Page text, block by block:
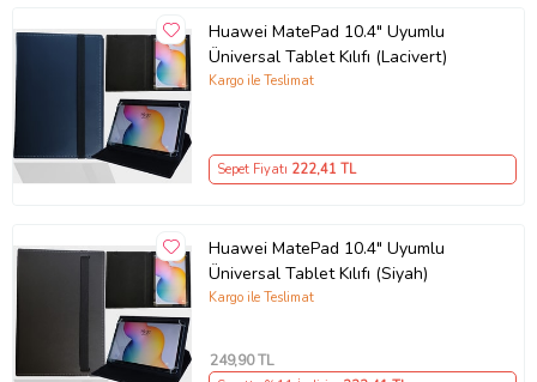
Huawei MatePad 10.4" Uyumlu
Üniversal Tablet Kılıfı (Lacivert)
Kargo ile Teslimat
Sepet Fiyatı 222,41 TL
Huawei MatePad 10.4" Uyumlu
Üniversal Tablet Kılıfı (Siyah)
Kargo ile Teslimat
249,90 TL